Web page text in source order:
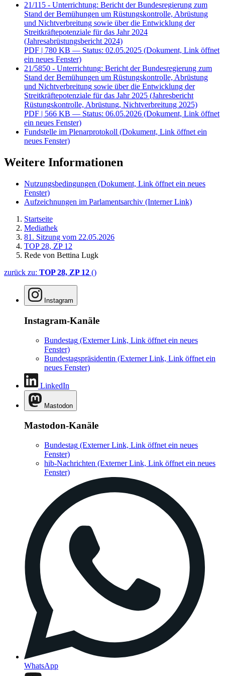
21/115 - Unterrichtung: Bericht der Bundesregierung zum
Stand der Bemühungen um Rüstungskontrolle, Abrüstung
und Nichtverbreitung sowie über die Entwicklung der
Streitkräftepotenziale für das Jahr 2024
(Jahresabrüstungsbericht 2024)
PDF | 780 KB — Status: 02.05.2025 (Dokument, Link öffnet
ein neues Fenster)
21/5850 - Unterrichtung: Bericht der Bundesregierung zum
Stand der Bemühungen um Rüstungskontrolle, Abrüstung
und Nichtverbreitung sowie über die Entwicklung der
Streitkräftepotenziale für das Jahr 2025 (Jahresbericht
Rüstungskontrolle, Abrüstung, Nichtverbreitung 2025)
PDF | 566 KB — Status: 06.05.2026 (Dokument, Link öffnet
ein neues Fenster)
Fundstelle im Plenarprotokoll (Dokument, Link öffnet ein
neues Fenster)
Weitere Informationen
Nutzungsbedingungen (Dokument, Link öffnet ein neues
Fenster)
Aufzeichnungen im Parlamentsarchiv (Interner Link)
Startseite
Mediathek
81. Sitzung vom 22.05.2026
TOP 28, ZP 12
Rede von Bettina Lugk
zurück zu: TOP 28, ZP 12 ()
Instagram
Instagram-Kanäle
Bundestag (Externer Link, Link öffnet ein neues
Fenster)
Bundestagspräsidentin (Externer Link, Link öffnet ein
neues Fenster)
LinkedIn
Mastodon
Mastodon-Kanäle
Bundestag (Externer Link, Link öffnet ein neues
Fenster)
hib-Nachrichten (Externer Link, Link öffnet ein neues
Fenster)
WhatsApp